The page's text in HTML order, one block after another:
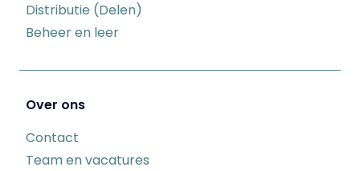
Distributie (Delen)
Beheer en leer
Over ons
Contact
Team en vacatures